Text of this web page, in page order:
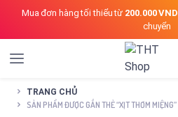
Mua đơn hàng tối thiểu từ 200.000 VND
chuyển
TRANG CHỦ
SẢN PHẨM ĐƯỢC GẮN THẺ “XỊT THƠM MIỆNG”